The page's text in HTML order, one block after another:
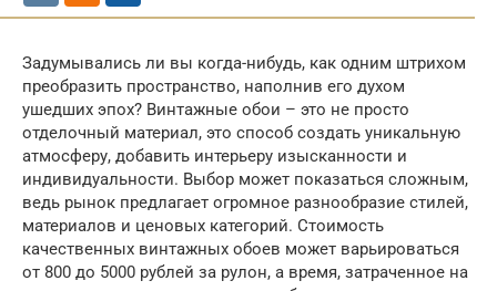
Задумывались ли вы когда-нибудь, как одним штрихом
преобразить пространство, наполнив его духом
ушедших эпох? Винтажные обои – это не просто
отделочный материал, это способ создать уникальную
атмосферу, добавить интерьеру изысканности и
индивидуальности. Выбор может показаться сложным,
ведь рынок предлагает огромное разнообразие стилей,
материалов и ценовых категорий. Стоимость
качественных винтажных обоев может варьироваться
от 800 до 5000 рублей за рулон, а время, затраченное на